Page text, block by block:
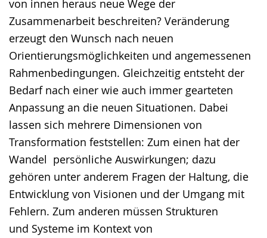
von innen heraus neue Wege der
Zusammenarbeit beschreiten? Veränderung
erzeugt den Wunsch nach neuen
Orientierungsmöglichkeiten und angemessenen
Rahmenbedingungen. Gleichzeitig entsteht der
Bedarf nach einer wie auch immer gearteten
Anpassung an die neuen Situationen. Dabei
lassen sich mehrere Dimensionen von
Transformation feststellen: Zum einen hat der
Wandel persönliche Auswirkungen; dazu
gehören unter anderem Fragen der Haltung, die
Entwicklung von Visionen und der Umgang mit
Fehlern. Zum anderen müssen Strukturen
und Systeme im Kontext von